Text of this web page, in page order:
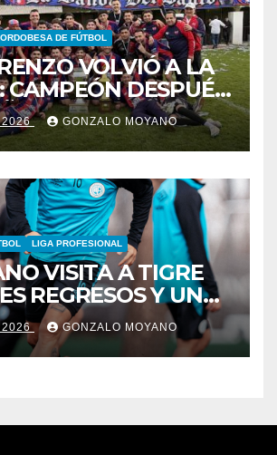
DE FÚTBOL
VOLVIÓ A LA
CAMPEÓN DESPUÉS
2026 GONZALO MOYANO
LIGA PROFESIONAL
VISITA A TIGRE
REGRESOS Y UNA
2026 GONZALO MOYANO